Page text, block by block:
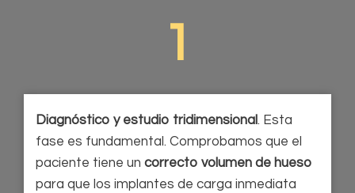
1
Diagnóstico y estudio tridimensional. Esta
fase es fundamental. Comprobamos que el
paciente tiene un correcto volumen de hueso
para que los implantes de carga inmediata